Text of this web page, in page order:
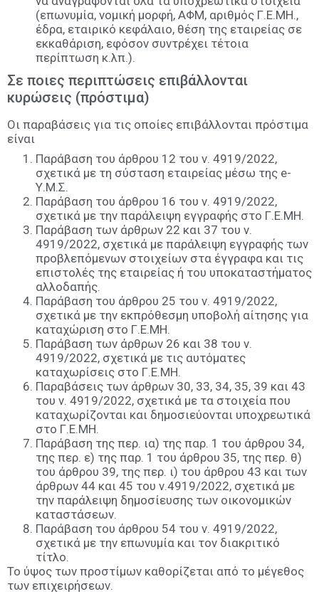
(επωνυμία, νομική μορφή, ΑΦΜ, αριθμός Γ.Ε.ΜΗ.,
έδρα, εταιρικό κεφάλαιο, θέση της εταιρείας σε
εκκαθάριση, εφόσον συντρέχει τέτοια
περίπτωση κ.λπ.).
Σε ποιες περιπτώσεις επιβάλλονται
κυρώσεις (πρόστιμα)
Οι παραβάσεις για τις οποίες επιβάλλονται πρόστιμα
είναι
Παράβαση του άρθρου 12 του ν. 4919/2022,
σχετικά με τη σύσταση εταιρείας μέσω της e-
Υ.Μ.Σ.
Παράβαση του άρθρου 16 του ν. 4919/2022,
σχετικά με την παράλειψη εγγραφής στο Γ.Ε.ΜΗ.
Παράβαση των άρθρων 22 και 37 του ν.
4919/2022, σχετικά με παράλειψη εγγραφής των
προβλεπόμενων στοιχείων στα έγγραφα και τις
επιστολές της εταιρείας ή του υποκαταστήματος
αλλοδαπής.
Παράβαση του άρθρου 25 του ν. 4919/2022,
σχετικά με την εκπρόθεσμη υποβολή αίτησης για
καταχώριση στο Γ.Ε.ΜΗ.
Παράβαση των άρθρων 26 και 38 του ν.
4919/2022, σχετικά με τις αυτόματες
καταχωρίσεις στο Γ.Ε.ΜΗ.
Παραβάσεις των άρθρων 30, 33, 34, 35, 39 και 43
του ν. 4919/2022, σχετικά με τα στοιχεία που
καταχωρίζονται και δημοσιεύονται υποχρεωτικά
στο Γ.Ε.ΜΗ.
Παράβαση της περ. ια) της παρ. 1 του άρθρου 34,
της περ. ε) της παρ. 1 του άρθρου 35, της περ. θ)
του άρθρου 39, της περ. ι) του άρθρου 43 και των
άρθρων 44 και 45 του ν.4919/2022, σχετικά με
την παράλειψη δημοσίευσης των οικονομικών
καταστάσεων.
Παράβαση του άρθρου 54 του ν. 4919/2022,
σχετικά με την επωνυμία και τον διακριτικό
τίτλο.
Το ύψος των προστίμων καθορίζεται από το μέγεθος
των επιχειρήσεων.